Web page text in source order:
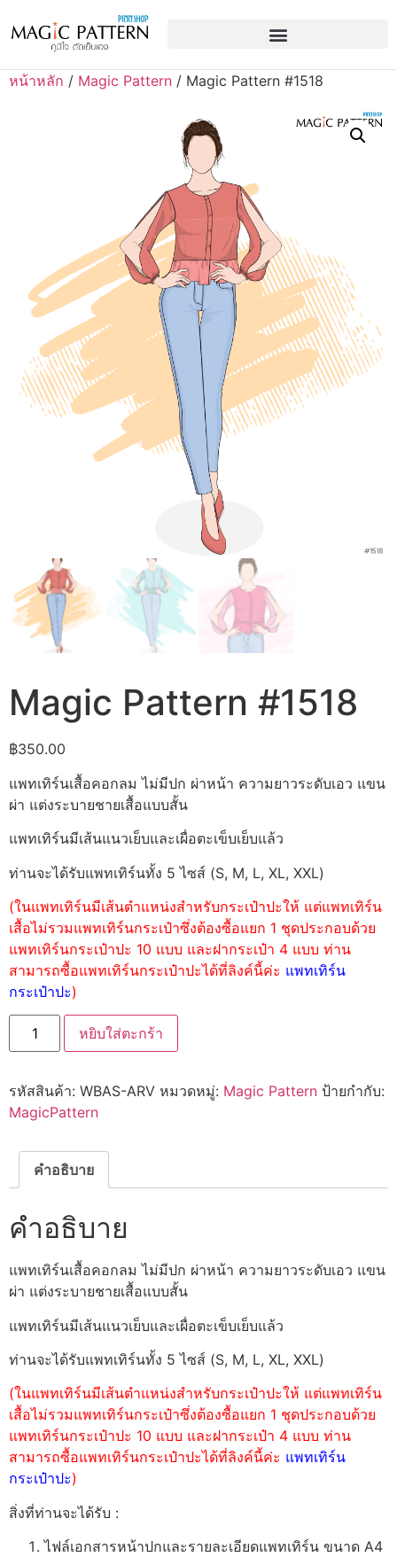
หน้าหลัก / Magic Pattern / Magic Pattern #1518
Magic Pattern #1518
฿350.00
แพทเทิร์นเสื้อคอกลม ไม่มีปก ผ่าหน้า ความยาวระดับเอว แขน
ผ่า แต่งระบายชายเสื้อแบบสั้น
แพทเทิร์นมีเส้นแนวเย็บและเผื่อตะเข็บเย็บแล้ว
ท่านจะได้รับแพทเทิร์นทั้ง 5 ไซส์ (S, M, L, XL, XXL)
(ในแพทเทิร์นมีเส้นตำแหน่งสำหรับกระเป๋าปะให้ แต่แพทเทิร์น
เสื้อไม่รวมแพทเทิร์นกระเป๋าซึ่งต้องซื้อแยก 1 ชุดประกอบด้วย
แพทเทิร์นกระเป๋าปะ 10 แบบ และฝากระเป๋า 4 แบบ ท่าน
สามารถซื้อแพทเทิร์นกระเป๋าปะได้ที่ลิงค์นี้ค่ะ แพทเทิร์น
กระเป๋าปะ)
หยิบใส่ตะกร้า
รหัสสินค้า: WBAS-ARV หมวดหมู่: Magic Pattern ป้ายกำกับ:
MagicPattern
คำอธิบาย
คำอธิบาย
แพทเทิร์นเสื้อคอกลม ไม่มีปก ผ่าหน้า ความยาวระดับเอว แขน
ผ่า แต่งระบายชายเสื้อแบบสั้น
แพทเทิร์นมีเส้นแนวเย็บและเผื่อตะเข็บเย็บแล้ว
ท่านจะได้รับแพทเทิร์นทั้ง 5 ไซส์ (S, M, L, XL, XXL)
(ในแพทเทิร์นมีเส้นตำแหน่งสำหรับกระเป๋าปะให้ แต่แพทเทิร์น
เสื้อไม่รวมแพทเทิร์นกระเป๋าซึ่งต้องซื้อแยก 1 ชุดประกอบด้วย
แพทเทิร์นกระเป๋าปะ 10 แบบ และฝากระเป๋า 4 แบบ ท่าน
สามารถซื้อแพทเทิร์นกระเป๋าปะได้ที่ลิงค์นี้ค่ะ แพทเทิร์น
กระเป๋าปะ)
สิ่งที่ท่านจะได้รับ :
ไฟล์เอกสารหน้าปกและรายละเอียดแพทเทิร์น ขนาด A4